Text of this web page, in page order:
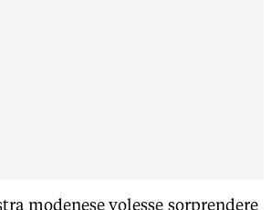
modenese volesse sorprendere